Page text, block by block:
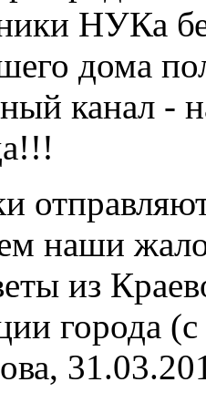
НУКа
дома
канал -
наши
из
города